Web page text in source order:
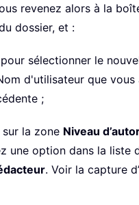
revenez alors à la
dossier, et :
sélectionner le
d'utilisateur que vous
;
la zone Niveau
une option dans la liste
. Voir la capture